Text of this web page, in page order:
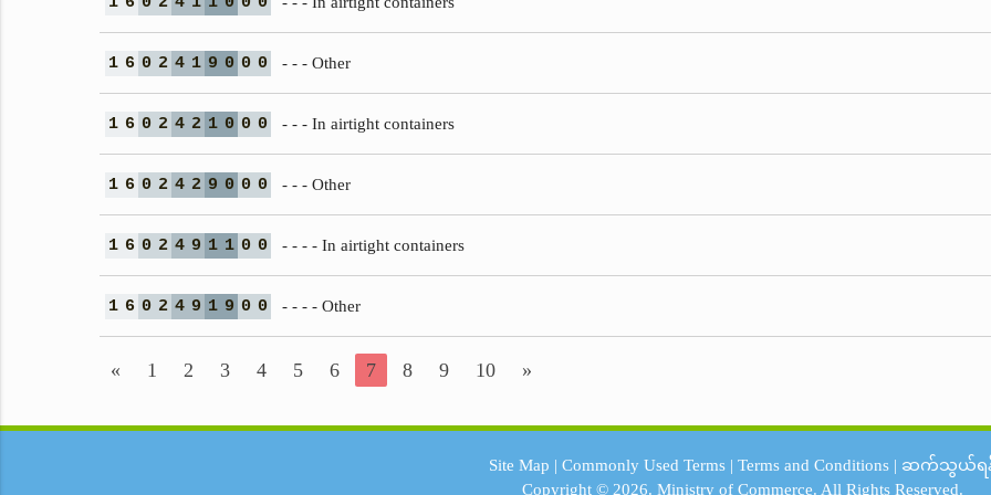
1 6 0 2 4 1 9 0 0 0 - - - Other
1 6 0 2 4 2 1 0 0 0 - - - In airtight containers
1 6 0 2 4 2 9 0 0 0 - - - Other
1 6 0 2 4 9 1 1 0 0 - - - - In airtight containers
1 6 0 2 4 9 1 9 0 0 - - - - Other
« 1 2 3 4 5 6 7 8 9 10 »
Site Map | Commonly Used Terms| Terms and Conditions| ဆက်သွယ်ရ
Copyright © 2026.Ministry of Commerce. All Rights Reserved.